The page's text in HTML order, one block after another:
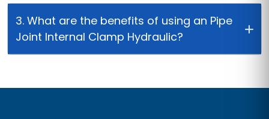
activated by hydraulic pressure, which
squeezes the pipes together tightly,
ensuring accurate alignment for welding.
2. How does an Pipe Joint Internal Clamp